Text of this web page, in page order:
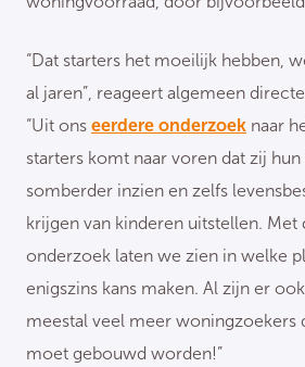
“Dat starters het moeilijk hebben,
al jaren”, reageert algemeen
“Uit ons eerdere onderzoek naar
starters komt naar voren dat zij hun
somberder inzien en zelfs
krijgen van kinderen uitstellen. Met
onderzoek laten we zien in welke
enigszins kans maken. Al zijn er
meestal veel meer woningzoekers
moet gebouwd worden!”